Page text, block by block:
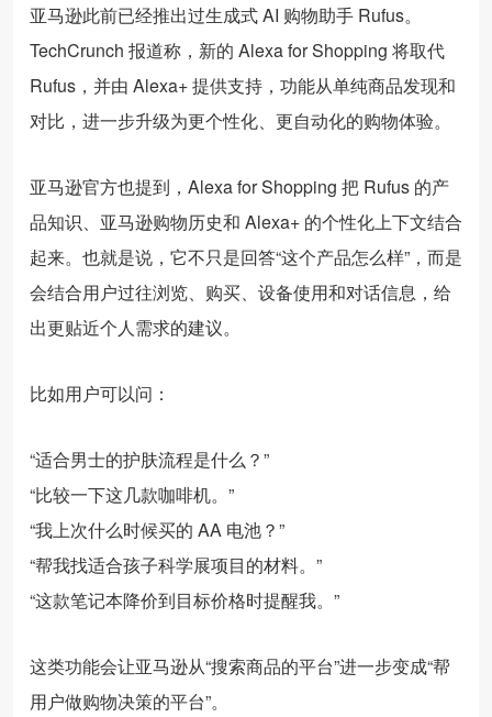
亚马逊此前已经推出过生成式 AI 购物助手 Rufus。
TechCrunch 报道称，新的 Alexa for Shopping 将取代
Rufus，并由 Alexa+ 提供支持，功能从单纯商品发现和
对比，进一步升级为更个性化、更自动化的购物体验。
亚马逊官方也提到，Alexa for Shopping 把 Rufus 的产
品知识、亚马逊购物历史和 Alexa+ 的个性化上下文结合
起来。也就是说，它不只是回答“这个产品怎么样”，而是
会结合用户过往浏览、购买、设备使用和对话信息，给
出更贴近个人需求的建议。
比如用户可以问：
“适合男士的护肤流程是什么？”
“比较一下这几款咖啡机。”
“我上次什么时候买的 AA 电池？”
“帮我找适合孩子科学展项目的材料。”
“这款笔记本降价到目标价格时提醒我。”
这类功能会让亚马逊从“搜索商品的平台”进一步变成“帮
用户做购物决策的平台”。